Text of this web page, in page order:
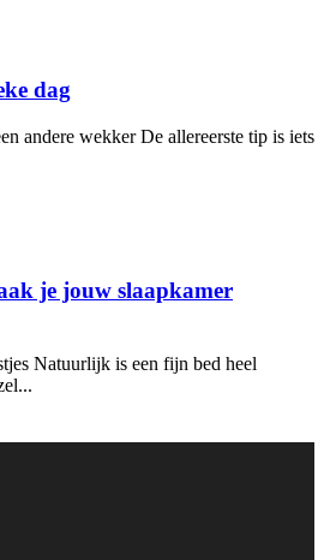
dag
andere wekker De allereerste tip is iets
je jouw slaapkamer
Natuurlijk is een fijn bed heel